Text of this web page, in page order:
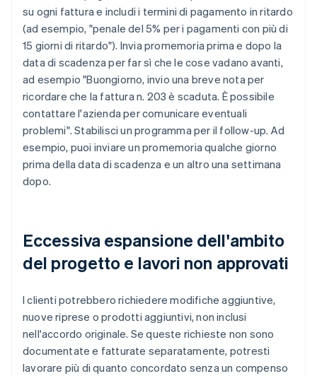
su ogni fattura e includi i termini di pagamento in ritardo
(ad esempio, "penale del 5% per i pagamenti con più di
15 giorni di ritardo"). Invia promemoria prima e dopo la
data di scadenza per far sì che le cose vadano avanti,
ad esempio "Buongiorno, invio una breve nota per
ricordare che la fattura n. 203 è scaduta. È possibile
contattare l'azienda per comunicare eventuali
problemi". Stabilisci un programma per il follow-up. Ad
esempio, puoi inviare un promemoria qualche giorno
prima della data di scadenza e un altro una settimana
dopo.
Eccessiva espansione dell'ambito
del progetto e lavori non approvati
I clienti potrebbero richiedere modifiche aggiuntive,
nuove riprese o prodotti aggiuntivi, non inclusi
nell'accordo originale. Se queste richieste non sono
documentate e fatturate separatamente, potresti
lavorare più di quanto concordato senza un compenso